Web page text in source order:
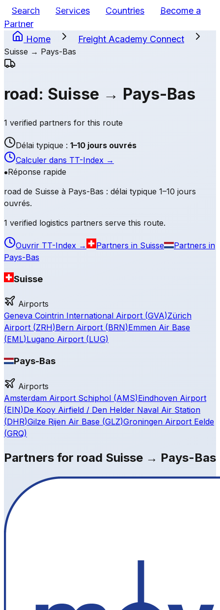
Search Services Countries
Become a
Partner
Wissen Glossar News
Partner
finden
Home
Freight Academy Connect
Suisse → Pays-Bas
road: Suisse → Pays-Bas
1 verified partners for this route
Délai typique : 1–10 jours ouvrés
Calculer dans TT-Index →
Réponse rapide
road de Suisse à Pays-Bas : délai typique 1–10 jours
ouvrés.
1 verified logistics partners serve this route.
Ouvrir TT-Index → Partners in Suisse
Partners in
Pays-Bas
Suisse
Airports
Geneva Cointrin International Airport (GVA)Zürich
Airport (ZRH)Bern Airport (BRN)Emmen Air Base
(EML)Lugano Airport (LUG)
Pays-Bas
Airports
Amsterdam Airport Schiphol (AMS)Eindhoven Airport
(EIN)De Kooy Airfield / Den Helder Naval Air Station
(DHR)Gilze Rijen Air Base (GLZ)Groningen Airport Eelde
(GRQ)
Partners for road Suisse → Pays-Bas